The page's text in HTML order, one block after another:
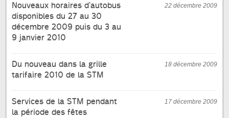
22 décembre 2009
Nouveaux horaires d’autobus
disponibles du 27 au 30
décembre 2009 puis du 3 au
9 janvier 2010
18 décembre 2009
Du nouveau dans la grille
tarifaire 2010 de la STM
17 décembre 2009
Services de la STM pendant
la période des fêtes